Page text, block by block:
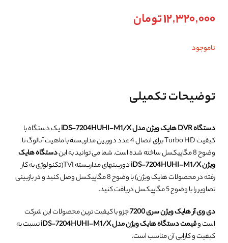
12,320,000تومان
ناموجود
توضیحات تکمیلی
دستگاه DVR هایک ویژن مدل iDS-7204HUHI-M1/X
یک دستگاه با
کیفیت Turbo HD برای اتصال 4 عدد دوربین مداربسته با ماهیت آنالوگ تا
وضوح 8 مگاپیکسل ساخته شده است. شما می توانید به این
دستگاه هایک
ویژن iDS-7204HUHI-M1/X
دوربینهای مداربسته TVI(تکنولوژی به کار
رفته در محصولات هایک ویژن) با وضوح 8 مگاپیکسل وصل کنید و در بازبینی
تصاویر را با وضوح 5 مگاپیکسل دریافت کنید.
دی وی آر هایک ویژن سری 7200
جزو با کیفیت ترین محصولات این شرکت
است وقیمت دستگاه هایک ویژن مدل iDS-7204HUHI-M1/X
نسبت یه
کیفیت و کارایی آن مناسب است.